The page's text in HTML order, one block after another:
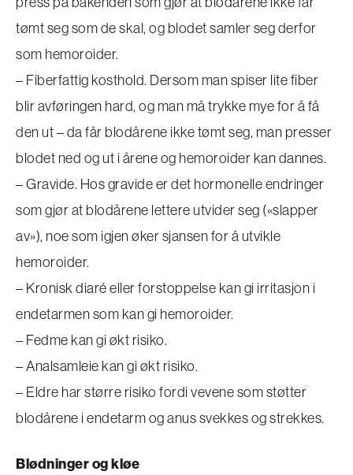
tømt seg som de skal, og blodet samler seg derfor
som hemoroider.
– Fiberfattig kosthold. Dersom man spiser lite fiber
blir avføringen hard, og man må trykke mye for å få
den ut – da får blodårene ikke tømt seg, man presser
blodet ned og ut i årene og hemoroider kan dannes.
– Gravide. Hos gravide er det hormonelle endringer
som gjør at blodårene lettere utvider seg («slapper
av»), noe som igjen øker sjansen for å utvikle
hemoroider.
– Kronisk diaré eller forstoppelse kan gi irritasjon i
endetarmen som kan gi hemoroider.
– Fedme kan gi økt risiko.
– Analsamleie kan gi økt risiko.
– Eldre har større risiko fordi vevene som støtter
blodårene i endetarm og anus svekkes og strekkes.
Blødninger og kløe